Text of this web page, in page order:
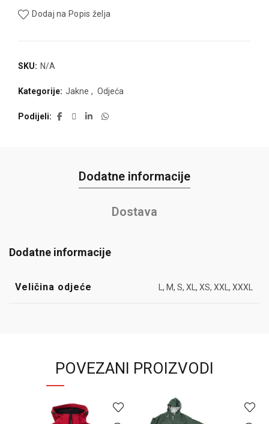
Dodaj na Popis želja
SKU: N/A
Kategorije: Jakne , Odjeća
Podijeli
Dodatne informacije
Dostava
Dodatne informacije
Veličina odjeće L, M, S, XL, XS, XXL, XXXL
POVEZANI PROIZVODI